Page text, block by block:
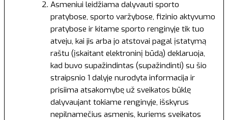
Asmeniui leidžiama dalyvauti sporto
pratybose, sporto varžybose, fizinio aktyvumo
pratybose ir kitame sporto renginyje tik tuo
atveju, kai jis arba jo atstovai pagal įstatymą
raštu (įskaitant elektroninį būdą) deklaruoja,
kad buvo supažindintas (supažindinti) su šio
straipsnio 1 dalyje nurodyta informacija ir
prisiima atsakomybę už sveikatos būklę
dalyvaujant tokiame renginyje, išskyrus
nepilnamečius asmenis, kuriems sveikatos